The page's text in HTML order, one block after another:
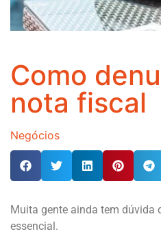
Como
nota fiscal
Negócios
Muita gente ainda tem dúvida
essencial.